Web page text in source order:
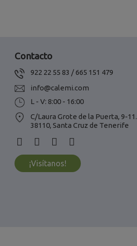
Contacto
922 22 55 83 / 665 151 479
info@calemi.com
L - V: 8:00 - 16:00
C/Laura Grote de la Puerta, 9-11.
38110, Santa Cruz de Tenerife
¡Visítanos!